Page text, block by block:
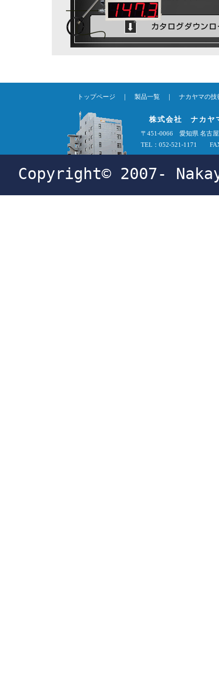
トップページ ｜製品一覧 ｜ナカヤマの技
株式会社 ナカヤ
〒451-0066 愛知県 名古
TEL：052-521-1171
Copyright© 2007-